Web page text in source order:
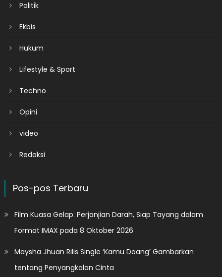
Politik
Ekbis
Hukum
Lifestyle & Sport
Techno
Opini
video
Redaksi
Pos-pos Terbaru
Film Kuasa Gelap: Perjanjian Darah, Siap Tayang dalam
Format IMAX pada 8 Oktober 2026
Maysha Jhuan Rilis Single ‘Kamu Doang’ Gambarkan
tentang Penyangkalan Cinta